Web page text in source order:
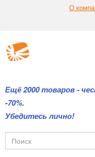
О
Ещё 2000 товаров -
-70%.
Убедитесь лично!